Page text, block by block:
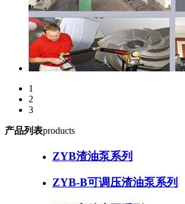
1
2
3
产品列表products
ZYB渣油泵系列
ZYB-B可调压渣油泵系列